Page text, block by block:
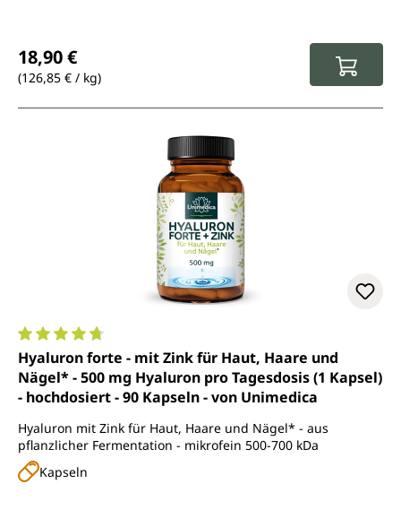
18,90 €
(126,85 € / kg)
Durchschnittliche Bewertung von 4.8 von 5 Sternen
Hyaluron forte - mit Zink für Haut, Haare und
Nägel* - 500 mg Hyaluron pro Tagesdosis (1 Kapsel)
- hochdosiert - 90 Kapseln - von Unimedica
Hyaluron mit Zink für Haut, Haare und Nägel* - aus
pflanzlicher Fermentation - mikrofein 500-700 kDa
Kapseln